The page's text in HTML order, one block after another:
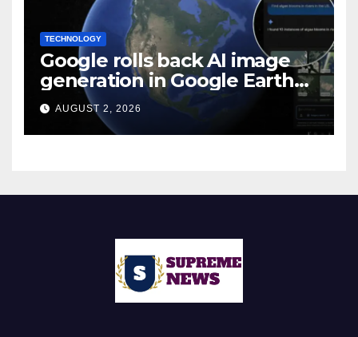
TECHNOLOGY
Google rolls back AI image
generation in Google Earth
over policy violations
AUGUST 2, 2026